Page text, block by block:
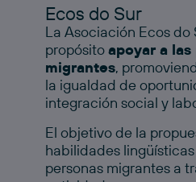
Ecos do Sur
La Asociación Ecos do
propósitoapoyar a
migrantes,
la igualdad de
integración social y
El objetivo de la
habilidades
personas migrantes a